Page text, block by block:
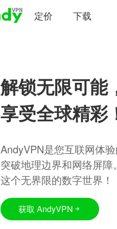
定价 下载
解锁无限可能
享受全球精彩
AndyVPN是您互联网体
突破地理边界和网络屏
这个无界限的数字世界！
获取 AndyVPN